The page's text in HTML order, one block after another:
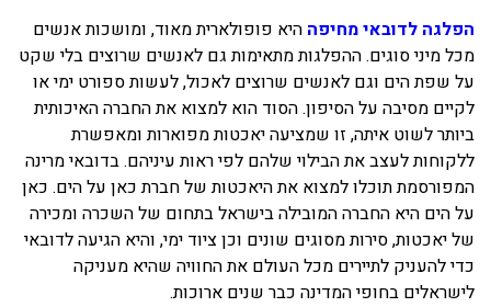
מדובאי / לדובאי
בבאר שבע
הפלגה לדובאי מחיפה היא פופולארית מאוד, ומושכות אנשים
מכל מיני סוגים. ההפלגות מתאימות גם לאנשים שרוצים בלי שקט
על שפת הים וגם לאנשים שרוצים לאכול, לעשות ספורט ימי או
לקיים מסיבה על הסיפון. הסוד הוא למצוא את החברה האיכותית
ביותר לשוט איתה, זו שמציעה יאכטות מפוארות ומאפשרת
ללקוחות לעצב את הבילוי שלהם לפי ראות עיניהם. בדובאי מרינה
המפורסמת תוכלו למצוא את היאכטות של חברת כאן על הים. כאן
על הים היא החברה המובילה בישראל בתחום של השכרה ומכירה
של יאכטות, סירות מסוגים שונים וכן ציוד ימי, והיא הגיעה לדובאי
כדי להעניק לתיירים מכל העולם את החוויה שהיא מעניקה
לישראלים בחופי המדינה כבר שנים ארוכות.